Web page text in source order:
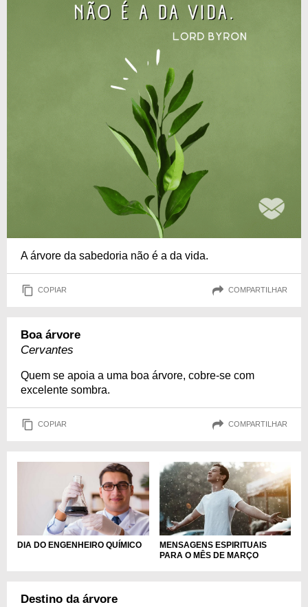
A árvore da sabedoria não é a da vida.
COPIAR COMPARTILHAR
Boa árvore
Cervantes
Quem se apoia a uma boa árvore, cobre-se com
excelente sombra.
COPIAR COMPARTILHAR
DIA DO ENGENHEIRO QUÍMICO
MENSAGENS ESPIRITUAIS
PARA O MÊS DE MARÇO
Destino da árvore